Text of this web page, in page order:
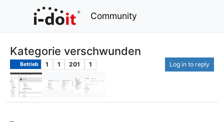
Community
Kategorie verschwunden
Betrieb 1 1 201 1 Log in to reply